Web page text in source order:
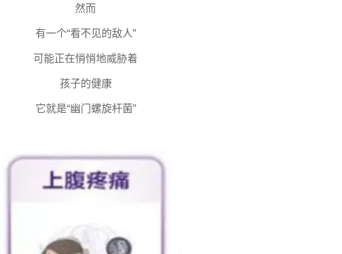
然而
有一个“看不见的敌人”
可能正在悄悄地威胁着
孩子的健康
它就是“幽门螺旋杆菌”